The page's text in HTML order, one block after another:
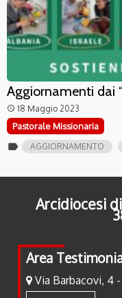
Aggiornamenti dai
access_time 18 Maggio 2023
Pastorale Missionaria
label AGGIORNAMENTO
Arcidiocesi
Area
Via Barbacovi, 4